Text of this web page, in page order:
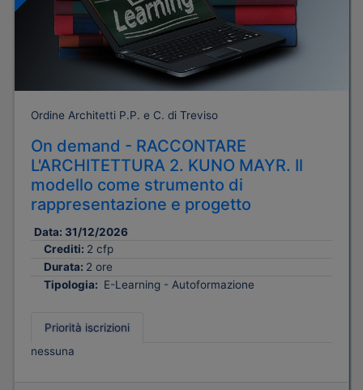
Ordine Architetti P.P. e C. di Treviso
On demand - RACCONTARE
L'ARCHITETTURA 2. KUNO MAYR. Il
modello come strumento di
rappresentazione e progetto
Data: 31/12/2026
Crediti: 2 cfp
Durata: 2 ore
Tipologia: E-Learning - Autoformazione
Priorità iscrizioni
nessuna